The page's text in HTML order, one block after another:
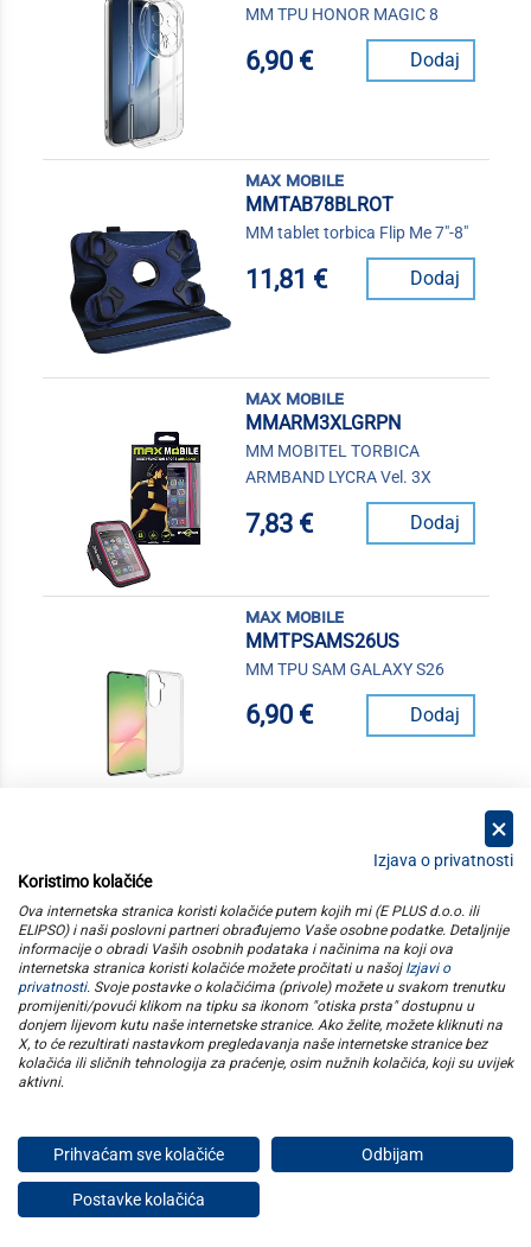
MM TPU HONOR MAGIC 8
6,90 € Dodaj
max mobile
MMTAB78BLROT
MM tablet torbica Flip Me 7"-8"
11,81 € Dodaj
max mobile
MMARM3XLGRPN
MM MOBITEL TORBICA
ARMBAND LYCRA Vel. 3X
7,83 € Dodaj
max mobile
MMTPSAMS26US
MM TPU SAM GALAXY S26
6,90 € Dodaj
kategorije
elipso
informacije
pratite nas
E plus d.o.o. © Copyright 2026
Izjava o privatnosti
Koristimo kolačiće
Ova internetska stranica koristi kolačiće putem kojih mi (E PLUS d.o.o. ili
ELIPSO) i naši poslovni partneri obrađujemo Vaše osobne podatke. Detaljnije
informacije o obradi Vaših osobnih podataka i načinima na koji ova
internetska stranica koristi kolačiće možete pročitati u našoj Izjavi o
privatnosti. Svoje postavke o kolačićima (privole) možete u svakom trenutku
promijeniti/povući klikom na tipku sa ikonom "otiska prsta" dostupnu u
donjem lijevom kutu naše internetske stranice. Ako želite, možete kliknuti na
X, to će rezultirati nastavkom pregledavanja naše internetske stranice bez
kolačića ili sličnih tehnologija za praćenje, osim nužnih kolačića, koji su uvijek
aktivni.
Prihvaćam sve kolačiće Odbijam
Postavke kolačića